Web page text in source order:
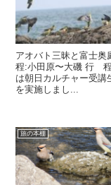
アオバト三昧と富士
程:小田原〜大磯 行
は朝日カルチャー受講
を実施しまし...
旅の本棚